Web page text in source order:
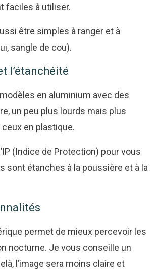
faciles à utiliser.
être simples à ranger et à
sangle de cou).
l’étanchéité
en aluminium avec des
un peu plus lourds mais plus
en plastique.
(Indice de Protection) pour vous
sont étanches à la poussière et à la
permet de mieux percevoir les
nocturne. Je vous conseille un
l’image sera moins claire et